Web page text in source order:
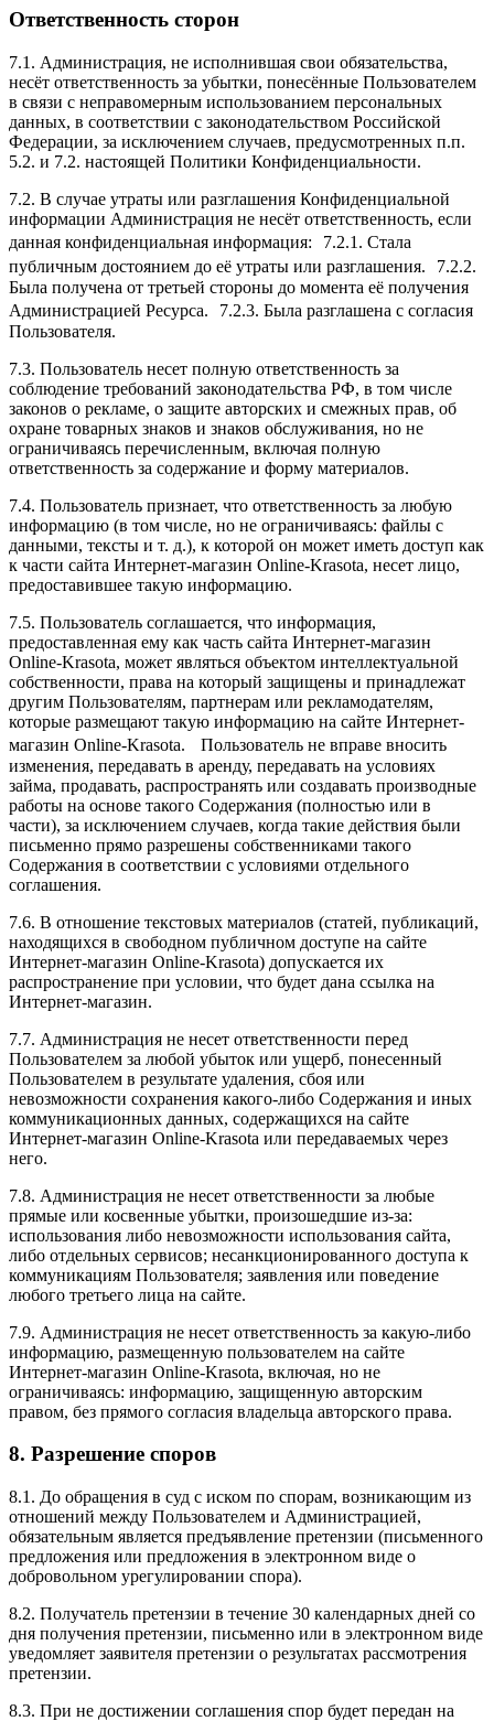
Ответственность сторон
7.1. Администрация, не исполнившая свои обязательства,
несёт ответственность за убытки, понесённые Пользователем
в связи с неправомерным использованием персональных
данных, в соответствии с законодательством Российской
Федерации, за исключением случаев, предусмотренных п.п.
5.2. и 7.2. настоящей Политики Конфиденциальности.
7.2. В случае утраты или разглашения Конфиденциальной
информации Администрация не несёт ответственность, если
данная конфиденциальная информация: 7.2.1. Стала
публичным достоянием до её утраты или разглашения. 7.2.2.
Была получена от третьей стороны до момента её получения
Администрацией Ресурса. 7.2.3. Была разглашена с согласия
Пользователя.
7.3. Пользователь несет полную ответственность за
соблюдение требований законодательства РФ, в том числе
законов о рекламе, о защите авторских и смежных прав, об
охране товарных знаков и знаков обслуживания, но не
ограничиваясь перечисленным, включая полную
ответственность за содержание и форму материалов.
7.4. Пользователь признает, что ответственность за любую
информацию (в том числе, но не ограничиваясь: файлы с
данными, тексты и т. д.), к которой он может иметь доступ как
к части сайта Интернет-магазин Online-Krasota, несет лицо,
предоставившее такую информацию.
7.5. Пользователь соглашается, что информация,
предоставленная ему как часть сайта Интернет-магазин
Online-Krasota, может являться объектом интеллектуальной
собственности, права на который защищены и принадлежат
другим Пользователям, партнерам или рекламодателям,
которые размещают такую информацию на сайте Интернет-
магазин Online-Krasota. Пользователь не вправе вносить
изменения, передавать в аренду, передавать на условиях
займа, продавать, распространять или создавать производные
работы на основе такого Содержания (полностью или в
части), за исключением случаев, когда такие действия были
письменно прямо разрешены собственниками такого
Содержания в соответствии с условиями отдельного
соглашения.
7.6. В отношение текстовых материалов (статей, публикаций,
находящихся в свободном публичном доступе на сайте
Интернет-магазин Online-Krasota) допускается их
распространение при условии, что будет дана ссылка на
Интернет-магазин.
7.7. Администрация не несет ответственности перед
Пользователем за любой убыток или ущерб, понесенный
Пользователем в результате удаления, сбоя или
невозможности сохранения какого-либо Содержания и иных
коммуникационных данных, содержащихся на сайте
Интернет-магазин Online-Krasota или передаваемых через
него.
7.8. Администрация не несет ответственности за любые
прямые или косвенные убытки, произошедшие из-за:
использования либо невозможности использования сайта,
либо отдельных сервисов; несанкционированного доступа к
коммуникациям Пользователя; заявления или поведение
любого третьего лица на сайте.
7.9. Администрация не несет ответственность за какую-либо
информацию, размещенную пользователем на сайте
Интернет-магазин Online-Krasota, включая, но не
ограничиваясь: информацию, защищенную авторским
правом, без прямого согласия владельца авторского права.
8. Разрешение споров
8.1. До обращения в суд с иском по спорам, возникающим из
отношений между Пользователем и Администрацией,
обязательным является предъявление претензии (письменного
предложения или предложения в электронном виде о
добровольном урегулировании спора).
8.2. Получатель претензии в течение 30 календарных дней со
дня получения претензии, письменно или в электронном виде
уведомляет заявителя претензии о результатах рассмотрения
претензии.
8.3. При не достижении соглашения спор будет передан на